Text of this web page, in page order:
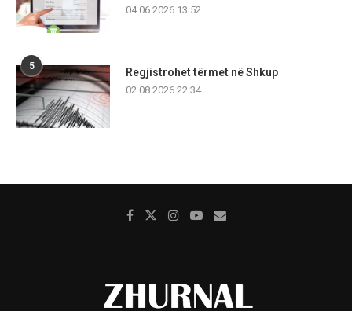
04.06.2026 13:52
5
Regjistrohet tërmet në Shkup
02.08.2026 22:34